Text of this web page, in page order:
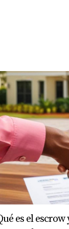
tu
variar
y
comprador.
es el